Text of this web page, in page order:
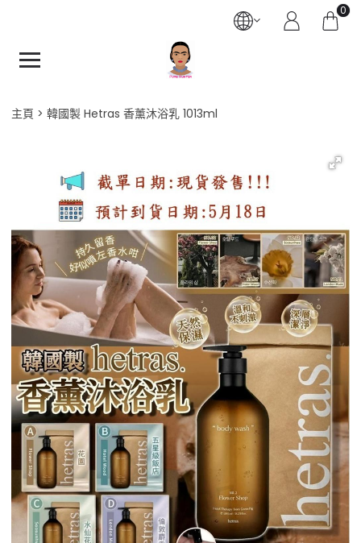
0
主頁 韓國製 Hetras 香薰沐浴乳 1013ml